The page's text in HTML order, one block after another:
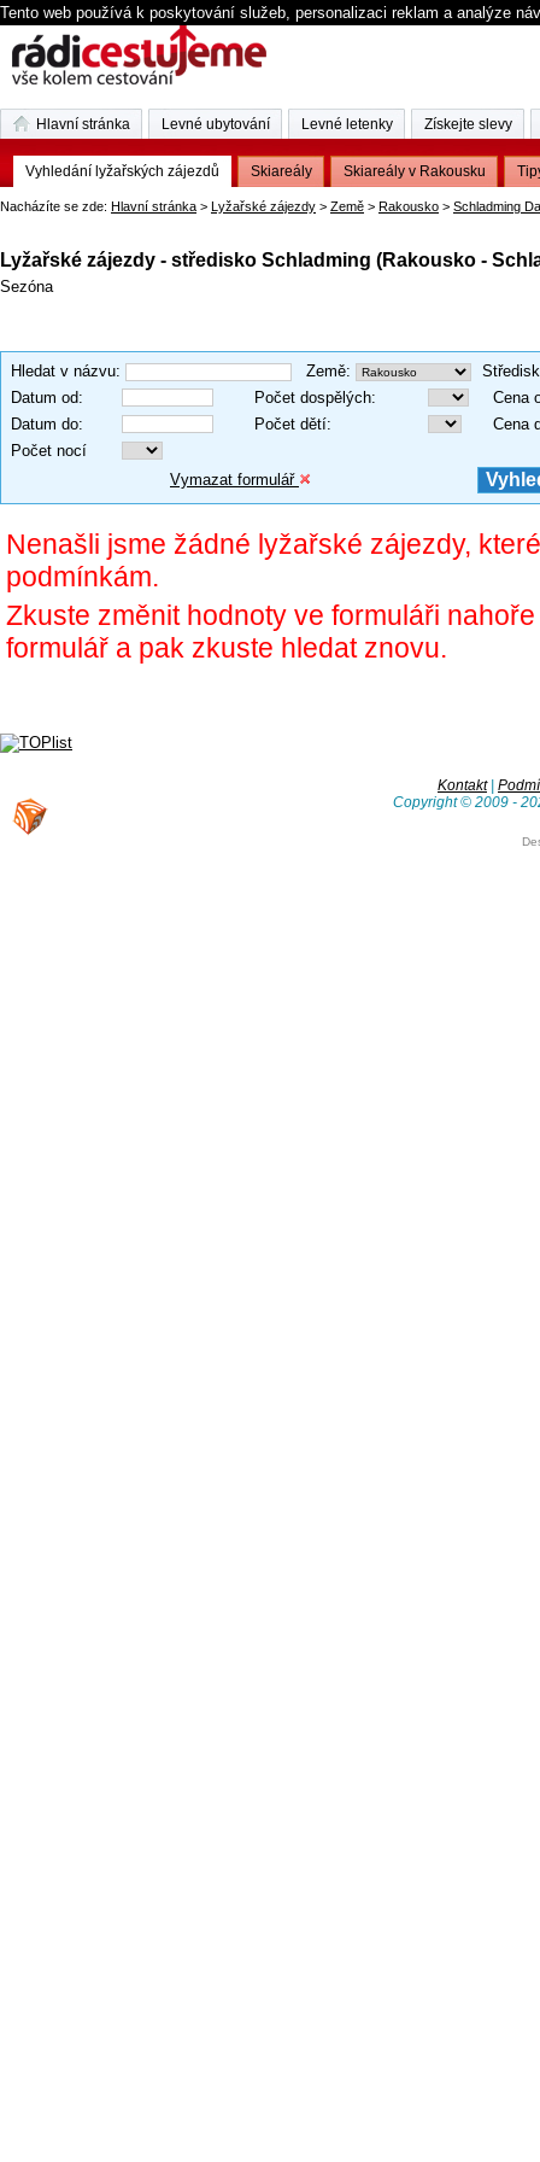
Tento web používá k poskytování služeb, personalizaci reklam a analýze
Nacházíte se zde: Hlavní stránka > Lyžařské zájezdy > Země > Rakousko > Schladming
Lyžařské zájezdy - středisko Schladming (Rakousko -
Sezóna
Hledat v názvu: Země:
Datum od: Počet dospělých:
Cena
Datum do: Počet dětí:
Cena
Počet nocí
Vymazat formulář
Nenašli jsme žádné lyžařské zájezdy,
podmínkám.
Zkuste změnit hodnoty ve formuláři
formulář a pak zkuste hledat znovu.
Kontakt|
Copyright © 2009 -
Hlavní stránka Levné ubytování Levné letenky Získejte slevy
Vyhledání lyžařských zájezdů Skiareály Skiareály v Rakousku